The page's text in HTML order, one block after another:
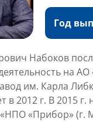
Год
Набоков
на АО
им. Карла
в 2012 г. В 2015
«Прибор» (г.